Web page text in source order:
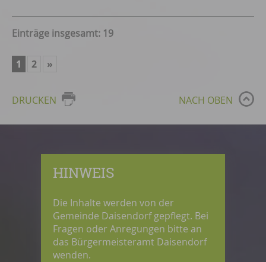
Einträge insgesamt: 19
1 2 »
DRUCKEN NACH OBEN
HINWEIS
Die Inhalte werden von der
Gemeinde Daisendorf gepflegt. Bei
Fragen oder Anregungen bitte an
das Bürgermeisteramt Daisendorf
wenden.